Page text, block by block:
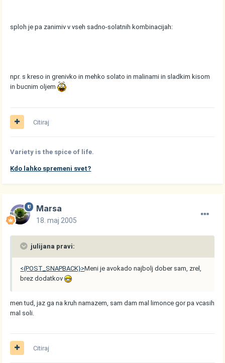
sploh je pa zanimiv v vseh sadno-solatnih kombinacijah:
npr. s kreso in grenivko in mehko solato in malinami in sladkim kisom
in bucnim oljem
Citiraj
Variety is the spice of life.
Kdo lahko spremeni svet?
Marsa
18. maj 2005
julijana pravi:
<{POST_SNAPBACK}>Meni je avokado najbolj dober sam, zrel,
brez dodatkov
men tud, jaz ga na kruh namazem, sam dam mal limonce gor pa vcasih
mal soli.
Citiraj